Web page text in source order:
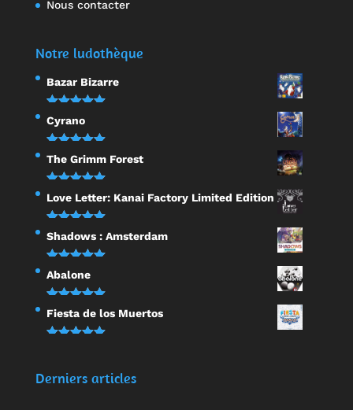
Nous contacter
Notre ludothèque
Bazar Bizarre
Note5.00
sur 5
Cyrano
Note5.00
sur 5
The Grimm Forest
Note 5.00
sur 5
Love Letter: Kanai Factory Limited Edition
Note5.00
sur 5
Shadows : Amsterdam
Note5.00
sur 5
Abalone
Note5.00
sur 5
Fiesta de los Muertos
Derniers articles